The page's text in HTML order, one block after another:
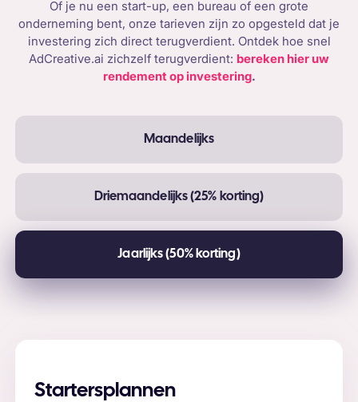
Of je nu een start-up, een bureau of een grote
onderneming bent, onze tarieven zijn zo opgesteld dat je
investering zich direct terugverdient. Ontdek hoe snel
AdCreative.ai zichzelf terugverdient: bereken hier uw
rendement op investering.
Maandelijks
Driemaandelijks (25% korting)
Jaarlijks (50% korting)
Startersplannen